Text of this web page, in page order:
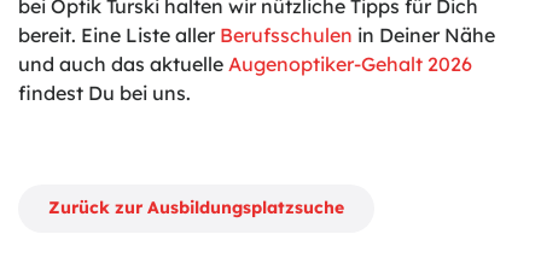
bei Optik Turski halten wir nützliche Tipps für Dich
bereit. Eine Liste aller Berufsschulen in Deiner Nähe
und auch das aktuelle Augenoptiker-Gehalt 2026
findest Du bei uns.
Zurück zur Ausbildungsplatzsuche